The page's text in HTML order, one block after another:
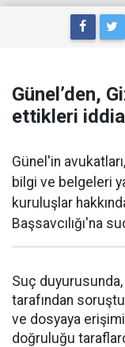
Günel’den,
ettikleri
Günel'in
bilgi ve belgeleri
kuruluşlar
Başsavcılığı'na
Suç
tarafından
ve dosyaya
doğruluğu